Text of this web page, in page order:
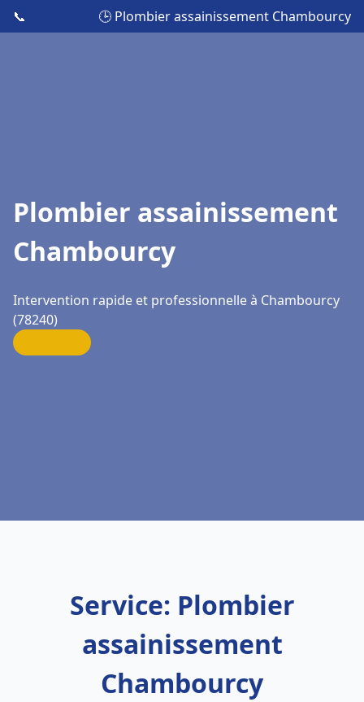
📞 🕒 Plombier assainissement Chambourcy
Plombier assainissement
Chambourcy
Intervention rapide et professionnelle à Chambourcy
(78240)
Service: Plombier
assainissement
Chambourcy